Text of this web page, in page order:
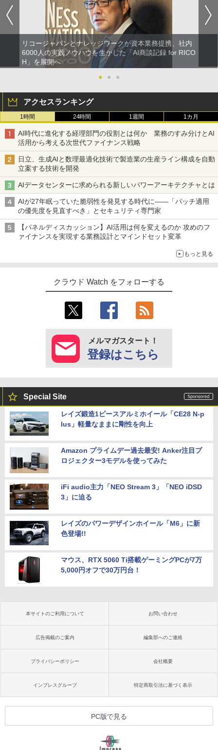
リコージャパンとナレッジワークが資本業務提携、社内
6000人の実践ノウハウを生かした「AI商談記録 for RICO
H」を展開へ
●
● ●
アクセスランキング
1時間 24時間 1週間 1カ月
AI時代に進化する経理部門の役割とは何か 業務のすみ分けとAI
活用から考える次世代ファイナンス戦略
日立、生成AIと数理最適化技術で製造業の生産ライン構成を自動
立案する技術を開発
AIデータセンターに求められる新しいパワーアーキテクチャとは
AIが27年眠っていた脆弱性を発見する時代に――「パッチ適用
の優先度を見直すべき」とセキュリティ専門家
【パネルディスカッション】AI活用は何を変えるのか 攻めのフ
ァイナンスを実現する業務設計とマインドセット変革
もっと見る
クラウド Watch をフォローする
メルマガスタート！
登録はこちら
Special Site
レイズ鍛造1ピースアルミホイール「CE28 N-p
lus」軽量なままに剛性を向上
Amazon プライムデー過去最安! Anker注目プ
ロジェクター3モデルを使ってみた
iFi audio主力「NEO Stream 3」「NEO iDSD
3」に迫る
レイズのパワーデザインホイール「M6」に新
色登場!!
マウス、RTX 5060 Ti搭載ゲーミングPCが7万
5,000円オフで30万円台！
本サイトのご利用について お問い合わせ
広告掲載のご案内 編集部へのご連絡
プライバシーポリシー 会社概要
インプレスグループ 特定商取引法に基づく表示
PC版で見る